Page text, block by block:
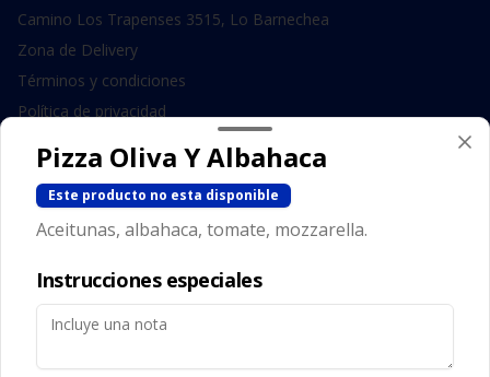
Camino Los Trapenses 3515, Lo Barnechea
Zona de Delivery
Términos y condiciones
Política de privacidad
Redes sociales
Instagram
Facebook
Mi cuenta
Pizza Oliva Y Albahaca
Este producto no esta disponible
Aceitunas, albahaca, tomate, mozzarella.
Instrucciones especiales